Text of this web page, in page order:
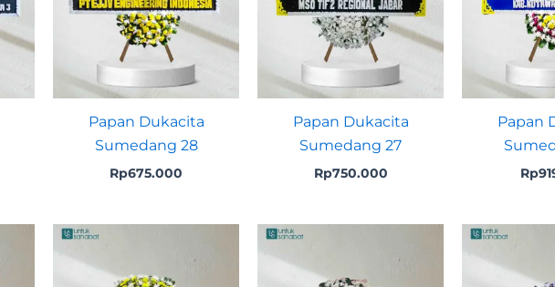
Papan Dukacita
Sumedang 28
Rp675.000
Papan Dukacita
Sumedang 27
Rp750.000
Papan
Rp